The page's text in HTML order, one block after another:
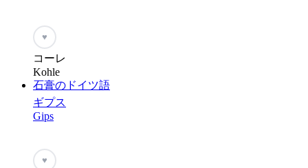
♥
コーレ
Kohle
石膏のドイツ語
ギプス
Gips
♥